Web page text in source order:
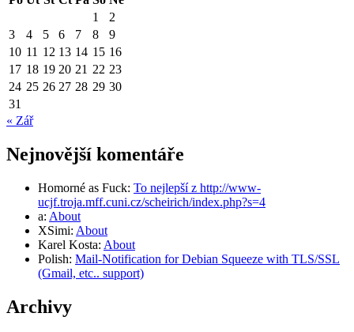
1
2
3
4 5 6 7 8
9
10 11 12 13 14 15 16
17 18 19 20 21 22 23
24 25 26 27 28 29 30
31
« Zář
Nejnovější komentáře
Homorné as Fuck: To nejlepší z http://www-
ucjf.troja.mff.cuni.cz/scheirich/index.php?s=4
a: About
XSimi: About
Karel Kosta: About
Polish: Mail-Notification for Debian Squeeze with TLS/SSL
(Gmail, etc.. support)
Archivy